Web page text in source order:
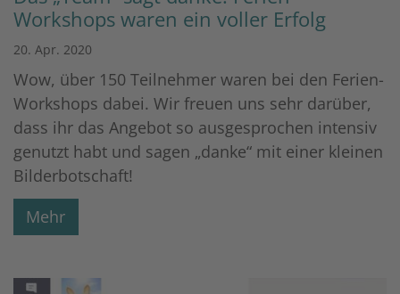
Workshops waren ein voller Erfolg
20. Apr. 2020
Wow, über 150 Teilnehmer waren bei den Ferien-
Workshops dabei. Wir freuen uns sehr darüber,
dass ihr das Angebot so ausgesprochen intensiv
genutzt habt und sagen „danke“ mit einer kleinen
Bilderbotschaft!
Mehr